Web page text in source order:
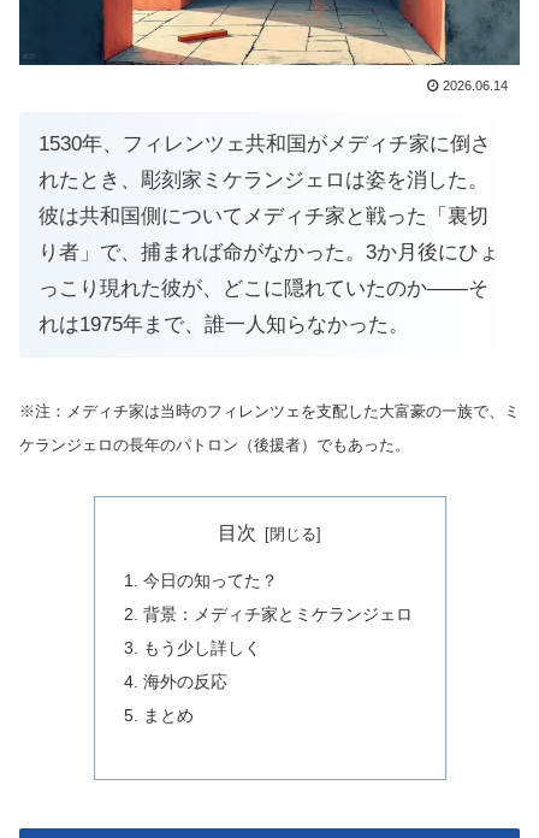
2026.06.14
1530年、フィレンツェ共和国がメディチ家に倒さ
れたとき、彫刻家ミケランジェロは姿を消した。
彼は共和国側についてメディチ家と戦った「裏切
り者」で、捕まれば命がなかった。3か月後にひょ
っこり現れた彼が、どこに隠れていたのか——そ
れは1975年まで、誰一人知らなかった。
※注：メディチ家は当時のフィレンツェを支配した大富豪の一族で、ミ
ケランジェロの長年のパトロン（後援者）でもあった。
目次
今日の知ってた？
背景：メディチ家とミケランジェロ
もう少し詳しく
海外の反応
まとめ